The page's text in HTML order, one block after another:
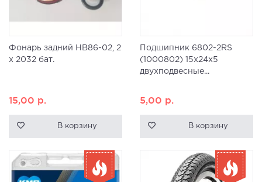
Фонарь задний HB86-02, 2
x 2032 бат.
15,00 р.
В корзину
Подшипник 6802-2RS
(1000802) 15x24x5
двухподвесные...
5,00 р.
В корзину